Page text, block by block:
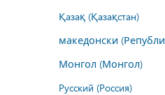
Қазақ (Қазақстан)
македонски
Монгол (Монгол)
Русский (Россия)